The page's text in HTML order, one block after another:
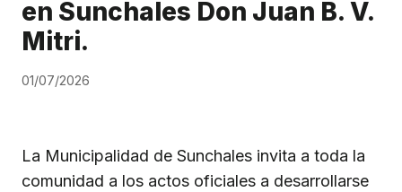
en Sunchales Don Juan B. V.
Mitri.
01/07/2026
La Municipalidad de Sunchales invita a toda la
comunidad a los actos oficiales a desarrollarse